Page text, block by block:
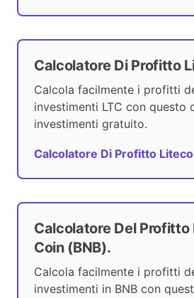
Calcolatore Di Profitto
Calcola facilmente i profitti
investimenti LTC con questo
investimenti gratuito.
Calcolatore Di Profitto
Calcolatore Del Profitto
Coin (BNB).
Calcola facilmente i profitti
investimenti in BNB con